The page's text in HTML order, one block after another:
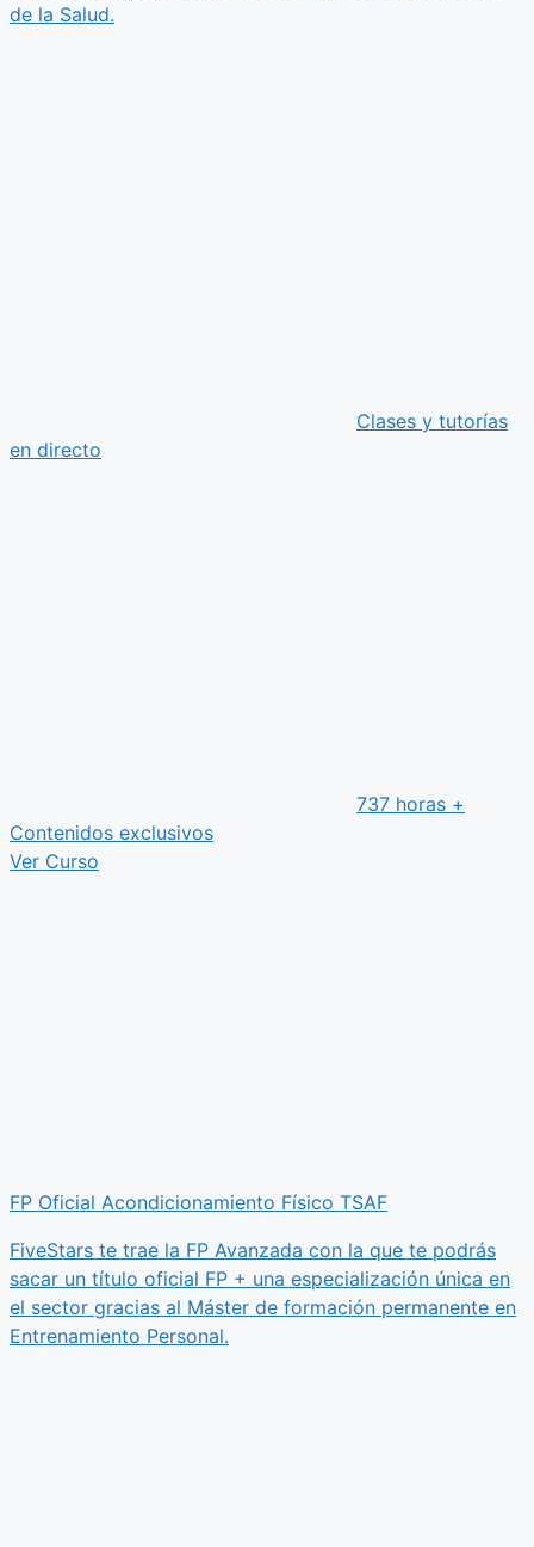
de la Salud.
Clases y tutorías
en directo
737 horas +
Contenidos exclusivos
Ver Curso
FP Oficial Acondicionamiento Físico TSAF
FiveStars te trae la FP Avanzada con la que te podrás
sacar un título oficial FP + una especialización única en
el sector gracias al Máster de formación permanente en
Entrenamiento Personal.